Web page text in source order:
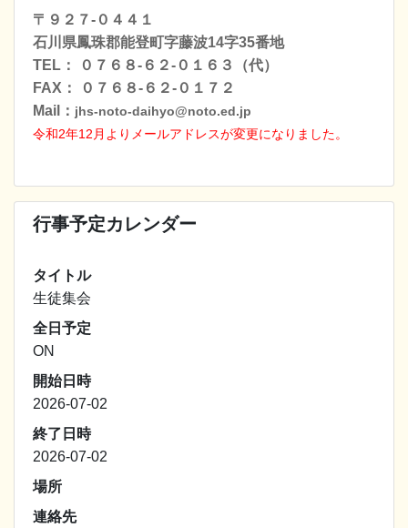
〒９２７-０４４１
石川県鳳珠郡能登町字藤波14字35番地
TEL： ０７６８-６２-０１６３（代）
FAX： ０７６８-６２-０１７２
Mail： jhs-noto-daihyo@noto.ed.jp
令和2年12月よりメールアドレスが変更になりました 。
行事予定カレンダー
タイトル
生徒集会
全日予定
ON
開始日時
2026-07-02
終了日時
2026-07-02
場所
連絡先